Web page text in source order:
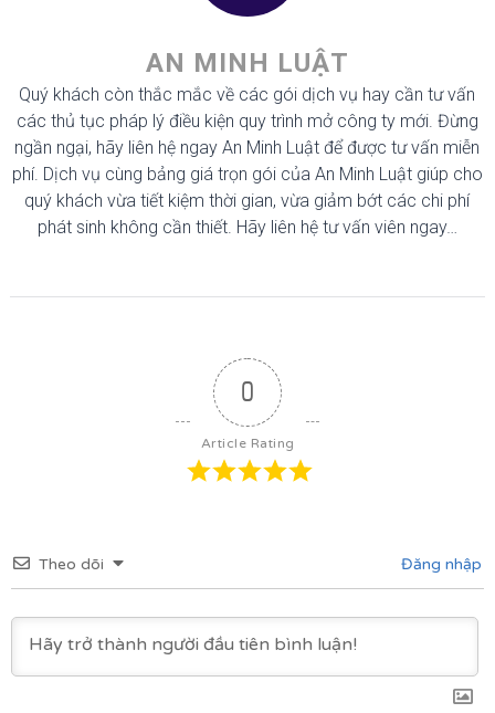
AN MINH LUẬT
Quý khách còn thắc mắc về các gói dịch vụ hay cần tư vấn
các thủ tục pháp lý điều kiện quy trình mở công ty mới. Đừng
ngần ngại, hãy liên hệ ngay An Minh Luật để được tư vấn miễn
phí. Dịch vụ cùng bảng giá trọn gói của An Minh Luật giúp cho
quý khách vừa tiết kiệm thời gian, vừa giảm bớt các chi phí
phát sinh không cần thiết. Hãy liên hệ tư vấn viên ngay…
0
Article Rating
Theo dõi Đăng nhập